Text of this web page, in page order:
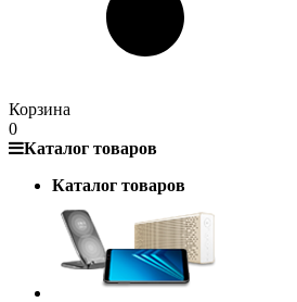
Корзина
0
Каталог товаров
Каталог товаров